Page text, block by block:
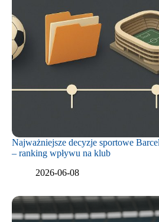
Najważniejsze decyzje sportowe
– ranking wpływu na klub
2026-06-08